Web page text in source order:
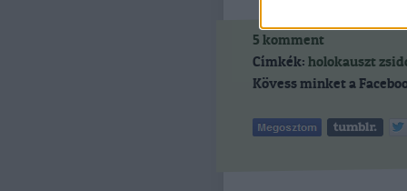
5 komment
Címkék: holokauszt
Kövess minket a